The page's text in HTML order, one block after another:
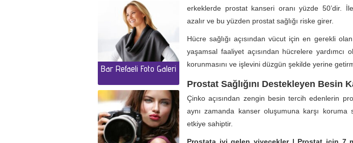
erkeklerde prostat kanseri oranı yüzde 50’dir.
azalır ve bu yüzden prostat sağlığı riske girer.
Hücre sağlığı açısından vücut için en gerekli
yaşamsal faaliyet açısından hücrelere
korunmasını ve işlevini düzgün şekilde yerine
Prostat Sağlığını Destekleyen Besin
Çinko açısından zengin besin tercih edenlerin
aynı zamanda kanser oluşumuna karşı
etkiye sahiptir.
Bar Refaeli Foto Galeri